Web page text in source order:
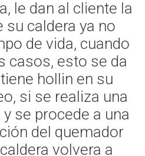
le dan al cliente la
su caldera ya no
de vida, cuando
casos, esto se da
hollin en su
si se realiza una
se procede a una
del quemador
volvera a